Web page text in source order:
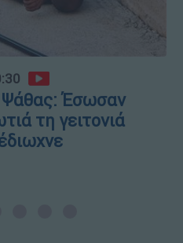
Ψάθας: Έσωσαν
τη γειτονιά